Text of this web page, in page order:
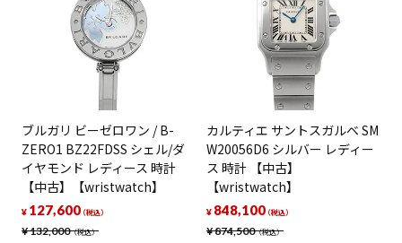
ブルガリ ビーゼロワン / B-
ZERO1 BZ22FDSS シェル/ダ
イヤモンド レディース 時計
【中古】【wristwatch】
¥132,000（税込）
¥ 127,600（税込）
カルティエ サントスガルベ SM
W20056D6 シルバー レディー
ス 時計 【中古】
【wristwatch】
¥874,500（税込）
¥ 848,100（税込）